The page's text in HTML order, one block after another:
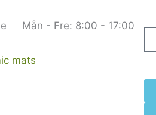
Mån - Fre: 8:00 - 17:00